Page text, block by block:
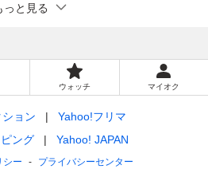
っと見る
ウォッチ マイオク
ョン
Yahoo!フリマ
ング
Yahoo! JAPAN
シー プライバシーセンター